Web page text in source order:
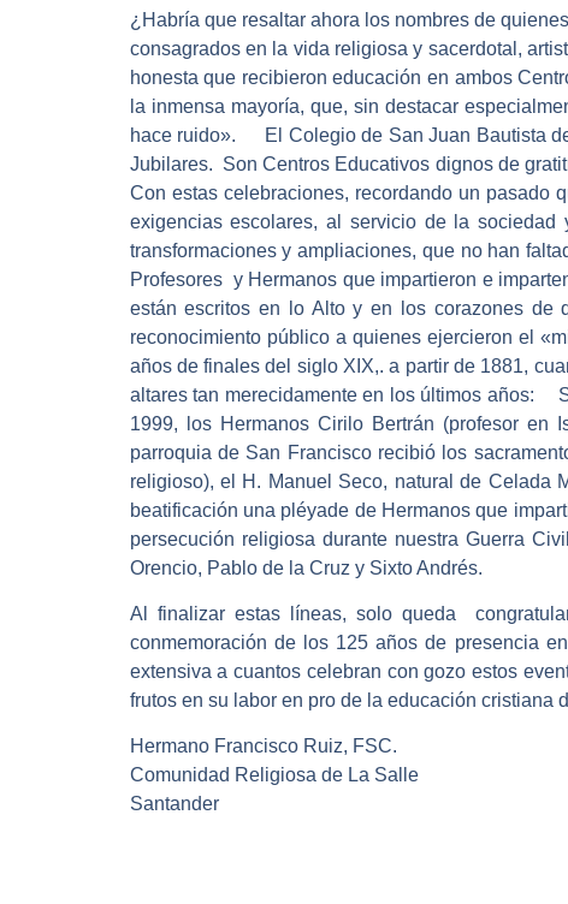
¿Habría que resaltar ahora los nombres de
consagrados en la vida religiosa y sacerdotal,
honesta que recibieron educación en ambos
la inmensa mayoría, que, sin destacar
hace ruido». El Colegio de San Juan Bautista
Jubilares. Son Centros Educativos dignos de
Con estas celebraciones, recordando un pasado
exigencias escolares, al servicio de la
transformaciones y ampliaciones, que no han
Profesores y Hermanos que impartieron e
están escritos en lo Alto y en los corazones
reconocimiento público a quienes ejercieron el
años de finales del siglo XIX,. a partir de 1881,
altares tan merecidamente en los últimos años:
1999, los Hermanos Cirilo Bertrán (profesor en
parroquia de San Francisco recibió los
religioso), el H. Manuel Seco, natural de
beatificación una pléyade de Hermanos que
persecución religiosa durante nuestra Guerra
Orencio, Pablo de la Cruz y Sixto Andrés.
Al finalizar estas líneas, solo queda
conmemoración de los 125 años de presencia
extensiva a cuantos celebran con gozo estos
frutos en su labor en pro de la educación cristiana
Hermano Francisco Ruiz, FSC.
Comunidad Religiosa de La Salle
Santander